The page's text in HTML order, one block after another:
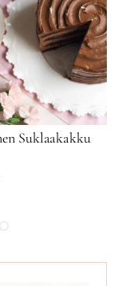
Suklaakakku